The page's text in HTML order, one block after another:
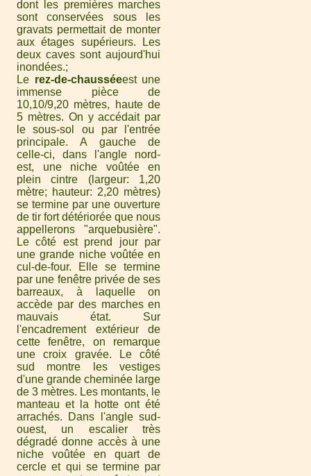
dont les premières marches
sont conservées sous les
gravats permettait de monter
aux étages supérieurs. Les
deux caves sont aujourd'hui
inondées.
Le rez-de-chausséeest une
immense pièce de
10,10/9,20 mètres, haute de
5 mètres. On y accédait par
le sous-sol ou par l'entrée
principale. A gauche de
celle-ci, dans l'angle nord-
est, une niche voûtée en
plein cintre (largeur: 1,20
mètre; hauteur: 2,20 mètres)
se termine par une ouverture
de tir fort détériorée que nous
appellerons "arquebusière".
Le côté est prend jour par
une grande niche voûtée en
cul-de-four. Elle se termine
par une fenêtre privée de ses
barreaux, à laquelle on
accède par des marches en
mauvais état. Sur
l'encadrement extérieur de
cette fenêtre, on remarque
une croix gravée. Le côté
sud montre les vestiges
d'une grande cheminée large
de 3 mètres. Les montants, le
manteau et la hotte ont été
arrachés. Dans l'angle sud-
ouest, un escalier très
dégradé donne accès à une
niche voûtée en quart de
cercle et qui se termine par